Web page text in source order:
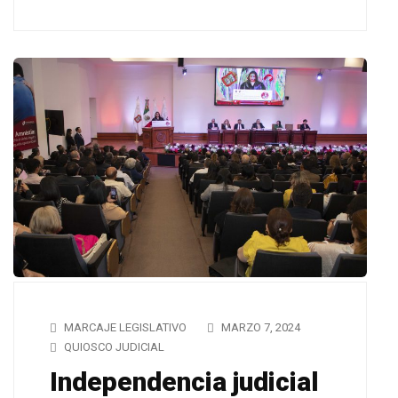
MARCAJE LEGISLATIVO
MARZO 7, 2024
QUIOSCO JUDICIAL
Independencia judicial